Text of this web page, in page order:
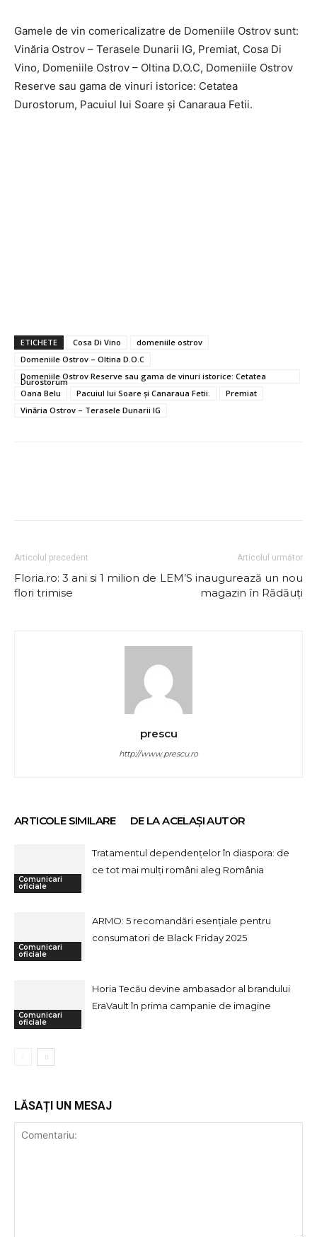
Gamele de vin comericalizatre de Domeniile Ostrov sunt:
Vinăria Ostrov – Terasele Dunarii IG, Premiat, Cosa Di
Vino, Domeniile Ostrov – Oltina D.O.C, Domeniile Ostrov
Reserve sau gama de vinuri istorice: Cetatea
Durostorum, Pacuiul lui Soare şi Canaraua Fetii.
ETICHETE Cosa Di Vino
domeniile ostrov
Domeniile Ostrov – Oltina D.O.C
Domeniile Ostrov Reserve sau gama de vinuri istorice: Cetatea
Durostorum
Oana Belu
Pacuiul lui Soare şi Canaraua Fetii.
Premiat
Vinăria Ostrov – Terasele Dunarii IG
Articolul precedent
Floria.ro: 3 ani si 1 milion de
flori trimise
Articolul următor
LEM’S inaugurează un nou
magazin în Rădăuți
prescu
http://www.prescu.ro
ARTICOLE SIMILARE DE LA ACELAȘI AUTOR
Comunicari
oficiale
Tratamentul dependențelor în diaspora: de
ce tot mai mulți români aleg România
Comunicari
oficiale
ARMO: 5 recomandări esențiale pentru
consumatori de Black Friday 2025
Comunicari
oficiale
Horia Tecău devine ambasador al brandului
EraVault în prima campanie de imagine
LĂSAȚI UN MESAJ